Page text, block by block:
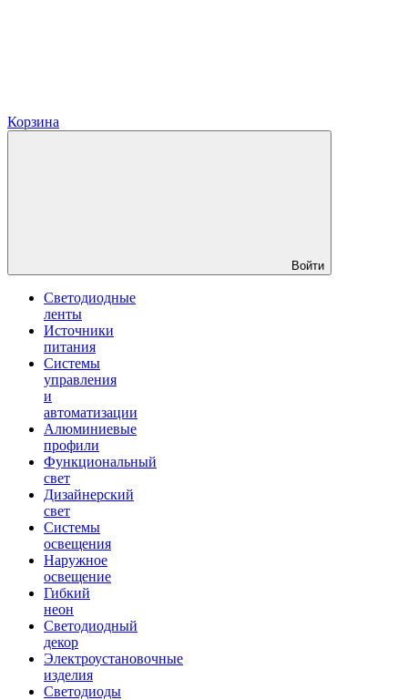
Корзина
Войти
Светодиодные
ленты
Источники
питания
Системы
управления
и
автоматизации
Алюминиевые
профили
Функциональный
свет
Дизайнерский
свет
Системы
освещения
Наружное
освещение
Гибкий
неон
Светодиодный
декор
Электроустановочные
изделия
Светодиоды